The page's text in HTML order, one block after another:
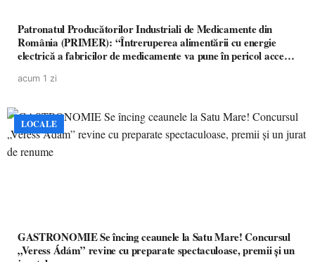
Patronatul Producătorilor Industriali de Medicamente din
România (PRIMER): “Întreruperea alimentării cu energie
electrică a fabricilor de medicamente va pune în pericol accesul
acum 1 zi
LOCALE
GASTRONOMIE Se încing ceaunele la Satu Mare! Concursul
„Veress Ádám” revine cu preparate spectaculoase, premii și un